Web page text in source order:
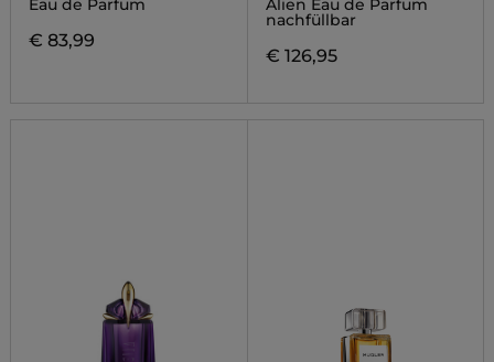
Eau de Parfum
€ 83,99
Alien Eau de Parfum
nachfüllbar
€ 126,95